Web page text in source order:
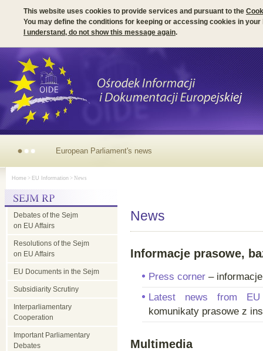
This website uses cookies to provide services and pursuant to the
You may define the conditions for keeping or accessing cookies in your
I understand, do not show this message again.
European Parliament's news
Home > EU Information > News
Debates of the Sejm
on EU Affairs
Resolutions of the Sejm
on EU Affairs
EU Documents in the Sejm
Subsidiarity Scrutiny
Interparliamentary
Cooperation
Important Parliamentary
Debates
News
Informacje prasowe,
Press corner –
Latest news from
komunikaty prasowe z
Multimedia